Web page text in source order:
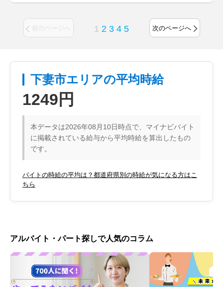
前のページへ 1 2 3 4 5 次のページへ
下妻市エリアの平均時給
1249円
本データは2026年08月10日時点で、マイナビバイト
に掲載されている給与から平均時給を算出したもの
です。
バイトの時給の平均は？都道府県別の時給が気になる方はこ
ちら
アルバイト・パート探しで人気のコラム